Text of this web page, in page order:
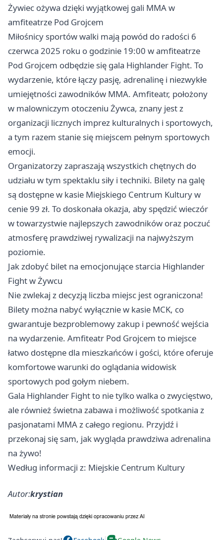
Żywiec ożywa dzięki wyjątkowej gali MMA w
amfiteatrze Pod Grojcem
Miłośnicy sportów walki mają powód do radości 6
czerwca 2025 roku o godzinie 19:00 w amfiteatrze
Pod Grojcem odbędzie się gala Highlander Fight. To
wydarzenie, które łączy pasję, adrenalinę i niezwykłe
umiejętności zawodników MMA. Amfiteatr, położony
w malowniczym otoczeniu Żywca, znany jest z
organizacji licznych imprez kulturalnych i sportowych,
a tym razem stanie się miejscem pełnym sportowych
emocji.
Organizatorzy zapraszają wszystkich chętnych do
udziału w tym spektaklu siły i techniki. Bilety na galę
są dostępne w kasie Miejskiego Centrum Kultury w
cenie 99 zł. To doskonała okazja, aby spędzić wieczór
w towarzystwie najlepszych zawodników oraz poczuć
atmosferę prawdziwej rywalizacji na najwyższym
poziomie.
Jak zdobyć bilet na emocjonujące starcia Highlander
Fight w Żywcu
Nie zwlekaj z decyzją liczba miejsc jest ograniczona!
Bilety można nabyć wyłącznie w kasie MCK, co
gwarantuje bezproblemowy zakup i pewność wejścia
na wydarzenie. Amfiteatr Pod Grojcem to miejsce
łatwo dostępne dla mieszkańców i gości, które oferuje
komfortowe warunki do oglądania widowisk
sportowych pod gołym niebem.
Gala Highlander Fight to nie tylko walka o zwycięstwo,
ale również świetna zabawa i możliwość spotkania z
pasjonatami MMA z całego regionu. Przyjdź i
przekonaj się sam, jak wygląda prawdziwa adrenalina
na żywo!
Według informacji z: Miejskie Centrum Kultury
Autor:krystian